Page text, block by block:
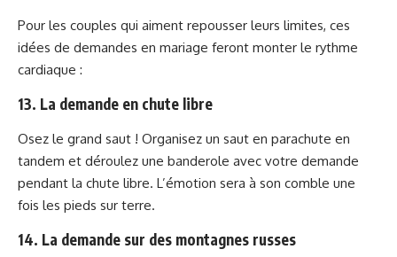
Pour les couples qui aiment repousser leurs limites, ces
idées de demandes en mariage feront monter le rythme
cardiaque :
13. La demande en chute libre
Osez le grand saut ! Organisez un saut en parachute en
tandem et déroulez une banderole avec votre demande
pendant la chute libre. L’émotion sera à son comble une
fois les pieds sur terre.
14. La demande sur des montagnes russes